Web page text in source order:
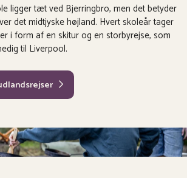
ligger tæt ved Bjerringbro, men det betyder
det midtjyske højland. Hvert skoleår tager
i form af en skitur og en storbyrejse, som
til Liverpool.